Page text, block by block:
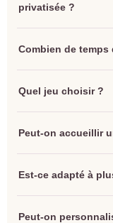
privatisée ?
Combien de temps
Quel jeu choisir ?
Peut-on accueillir
Est-ce adapté à
Peut-on